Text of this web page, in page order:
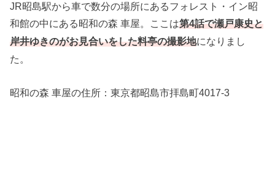
JR昭島駅から車で数分の場所にあるフォレスト・イン昭
和館の中にある昭和の森 車屋。ここは第4話で瀬戸康史と
岸井ゆきのがお見合いをした料亭の撮影地になりまし
た。
昭和の森 車屋の住所：東京都昭島市拝島町4017-3